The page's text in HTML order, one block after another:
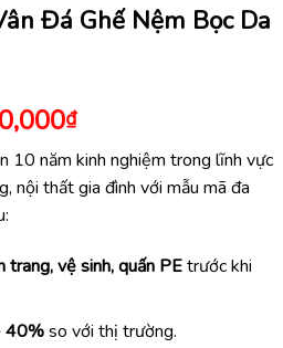
Đá Ghế Nệm Bọc Da
₫Giá
hiện
tại
là:
10 năm kinh nghiệm trong lĩnh vực
nội thất gia đình với mẫu mã đa
trang, vệ sinh, quấn PEtrước khi
40%so với thị trường.